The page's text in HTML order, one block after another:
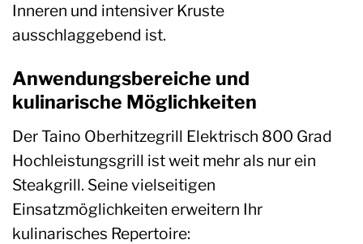
Inneren und intensiver Kruste
ausschlaggebend ist.
Anwendungsbereiche und
kulinarische Möglichkeiten
Der Taino Oberhitzegrill Elektrisch 800 Grad
Hochleistungsgrill ist weit mehr als nur ein
Steakgrill. Seine vielseitigen
Einsatzmöglichkeiten erweitern Ihr
kulinarisches Repertoire: